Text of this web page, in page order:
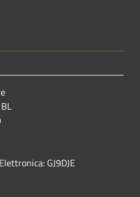
GJ9DJE